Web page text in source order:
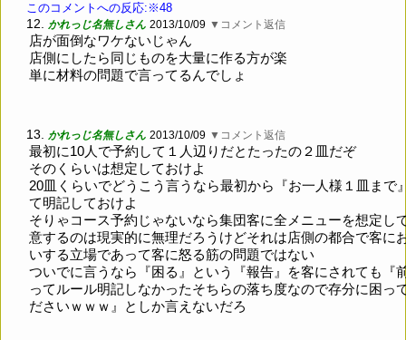
このコメントへの反応:※48
12. かれっじ名無しさん 2013/10/09 ▼コメント返信
店が面倒なワケないじゃん
店側にしたら同じものを大量に作る方が楽
単に材料の問題で言ってるんでしょ
13. かれっじ名無しさん 2013/10/09 ▼コメント返信
最初に10人で予約して１人辺りだとたったの２皿だぞ
そのくらいは想定しておけよ
20皿くらいでどうこう言うなら最初から『お一人様１皿まで
て明記しておけよ
そりゃコース予約じゃないなら集団客に全メニューを想定し
意するのは現実的に無理だろうけどそれは店側の都合で客に
いする立場であって客に怒る筋の問題ではない
ついでに言うなら『困る』という『報告』を客にされても『
ってルール明記しなかったそちらの落ち度なので存分に困っ
ださいｗｗｗ』としか言えないだろ